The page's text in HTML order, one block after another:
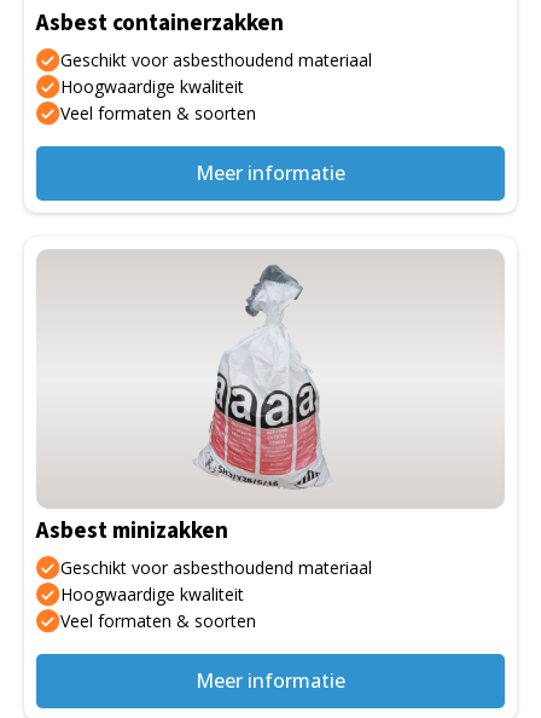
Asbest containerzakken
Geschikt voor asbesthoudend materiaal
Hoogwaardige kwaliteit
Veel formaten & soorten
Meer informatie
Asbest minizakken
Geschikt voor asbesthoudend materiaal
Hoogwaardige kwaliteit
Veel formaten & soorten
Meer informatie